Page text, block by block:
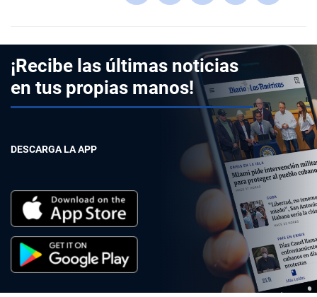
¡Recibe las últimas noticias
en tus propias manos!
DESCARGA LA APP